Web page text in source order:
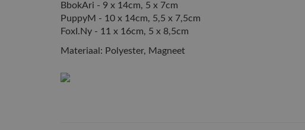
BbokAri - 9 x 14cm, 5 x 7cm
PuppyM - 10 x 14cm, 5,5 x 7,5cm
FoxI.Ny - 11 x 16cm, 5 x 8,5cm
Materiaal: Polyester, Magneet